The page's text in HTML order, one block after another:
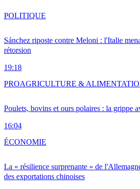
Sánchez riposte contre Meloni : l'Italie
rétorsion
19:18
POLITIQUE
Poulets, bovins et ours polaires : la grippe
16:04
PROAGRICULTURE &
La « résilience surprenante » de
des exportations chinoises
ÉCONOMIE